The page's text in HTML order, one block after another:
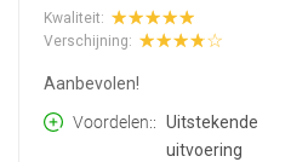
Kwaliteit:
Verschijning:
Aanbevolen!
Voordelen:
Uitstekende
uitvoering